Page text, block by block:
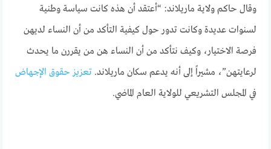
وقال حاكم ولاية ماريلاند: “أعتقد أن هذه كانت سياسة وطنية
لسنوات عديدة وكانت تدور حول كيفية التأكد من أن النساء لديهن
فرصة الاختيار، وكيف نتأكد من أن النساء هن من يقررن ما يحدث
لرعايتهن”، مشيراً إلى أنه يدعم سكان ماريلاند.تعزيز حقوق الإجهاض
في المجلس التشريعي للولاية العام الماضي.